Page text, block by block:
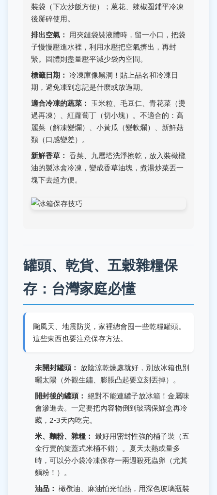
裝袋（下次炒飯方便）；蔥花、辣椒圈鋪平冷凍
後掰碎使用。
排出空氣： 用夾鏈袋裝液體時，留一小口，把袋
子慢慢壓進水裡，利用水壓把空氣擠出，再封
緊。固體則盡量壓平減少袋內空間。
標籤日期： 冷凍庫像黑洞！貼上品名和冷凍日
期，避免凍到忘記是什麼或放過期。
適合冷凍的蔬菜： 玉米粒、毛豆仁、青花菜（燙
過再凍）、紅蘿蔔丁（切小塊）。不適合的：高
麗菜（解凍變爛）、小黃瓜（變軟爛）、新鮮菇
類（口感變差）。
新鮮香草： 香菜、九層塔洗淨擦乾，放入裝橄欖
油的製冰盒冷凍，變成香草油塊，煮湯炒菜丟一
塊下去超方便。
罐頭、乾貨、五穀雜糧保
存：台灣家庭必懂
颱風天、地震防災，家裡總會囤一些乾糧罐頭。
這些東西也要注意保存方法。
未開封罐頭： 放陰涼乾燥處就好，別放冰箱也別
曬太陽（外觀生鏽、膨脹凸起要立刻丟掉）。
開封後的罐頭： 絕對不能連罐子放冰箱！金屬味
會滲進去。一定要把內容物倒到玻璃保鮮盒再冷
藏，2-3天內吃完。
米、麵粉、雜糧： 最好用密封性強的桶子裝（五
金行賣的旋蓋式米桶不錯）。夏天太熱或量多
時，可以分小袋冷凍保存一兩週殺死蟲卵（尤其
麵粉！）。
油品： 橄欖油、麻油怕光怕熱，用深色玻璃瓶裝